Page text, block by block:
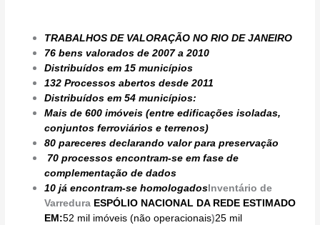
TRABALHOS DE VALORAÇÃO NO RIO DE JANEIRO
76 bens valorados de 2007 a 2010
Distribuídos em 15 municípios
132 Processos abertos desde 2011
Distribuídos em 54 municípios:
Mais de 600 imóveis (entre edificações isoladas,
conjuntos ferroviários e terrenos)
80 pareceres declarando valor para preservação
70 processos encontram-se em fase de
complementação de dados
10 já encontram-se homologados Inventário de
Varredura ESPÓLIO NACIONAL DA REDE ESTIMADO
EM:52 mil imóveis (não operacionais)25 mil